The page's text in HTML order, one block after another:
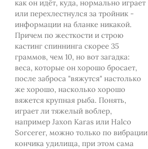
как он идёт, куда, нормально играет
или перехлестнулся за тройник -
информации на бланке никакой.
Причем по жесткости и строю
кастинг спиннинга скорее 35
граммов, чем 10, но вот загадка:
веса, которые он хорошо бросает,
после заброса "вяжутся" настолько
же хорошо, насколько хорошо
вяжется крупная рыба. Понять,
играет ли тяжелый воблер,
например Jaxon Karas или Halco
Sorcerer, можно только по вибрации
кончика удилища, при этом сама